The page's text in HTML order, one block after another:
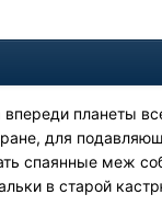
планеты
для
спаянные меж
в старой